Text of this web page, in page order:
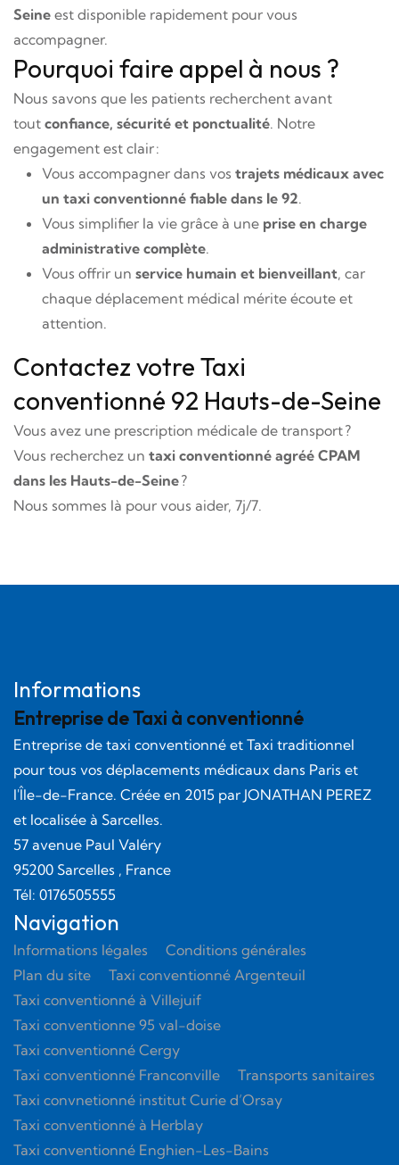
Seine est disponible rapidement pour vous
accompagner.
Pourquoi faire appel à nous ?
Nous savons que les patients recherchent avant
tout confiance, sécurité et ponctualité. Notre
engagement est clair :
Vous accompagner dans vos trajets médicaux avec
un taxi conventionné fiable dans le 92.
Vous simplifier la vie grâce à une prise en charge
administrative complète.
Vous offrir un service humain et bienveillant, car
chaque déplacement médical mérite écoute et
attention.
Contactez votre Taxi
conventionné 92 Hauts-de-Seine
Vous avez une prescription médicale de transport ?
Vous recherchez un taxi conventionné agréé CPAM
dans les Hauts-de-Seine?
Nous sommes là pour vous aider, 7j/7.
Informations
Entreprise de Taxi à conventionné
Entreprise de taxi conventionné et Taxi traditionnel
pour tous vos déplacements médicaux dans Paris et
l'Île-de-France. Créée en 2015 par JONATHAN PEREZ
et localisée à Sarcelles.
57 avenue Paul Valéry
95200 Sarcelles , France
Tél: 0176505555
Navigation
Informations légales
Conditions générales
Plan du site
Taxi conventionné Argenteuil
Taxi conventionné à Villejuif
Taxi conventionne 95 val-doise
Taxi conventionné Cergy
Taxi conventionné Franconville
Transports sanitaires
Taxi convnetionné institut Curie d’Orsay
Taxi conventionné à Herblay
Taxi conventionné Enghien-Les-Bains